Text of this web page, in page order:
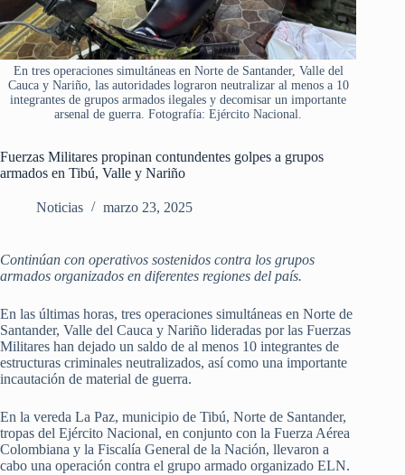
En tres operaciones simultáneas en Norte de Santander, Valle del
Cauca y Nariño, las autoridades lograron neutralizar al menos a 10
integrantes de grupos armados ilegales y decomisar un importante
arsenal de guerra. Fotografía: Ejército Nacional.
Fuerzas Militares propinan contundentes golpes a grupos
armados en Tibú, Valle y Nariño
Noticias marzo 23, 2025
Continúan con operativos sostenidos contra los grupos
armados organizados en diferentes regiones del país.
En las últimas horas, tres operaciones simultáneas en Norte de
Santander, Valle del Cauca y Nariño lideradas por las Fuerzas
Militares han dejado un saldo de al menos 10 integrantes de
estructuras criminales neutralizados, así como una importante
incautación de material de guerra.
En la vereda La Paz, municipio de Tibú, Norte de Santander,
tropas del Ejército Nacional, en conjunto con la Fuerza Aérea
Colombiana y la Fiscalía General de la Nación, llevaron a
cabo una operación contra el grupo armado organizado ELN.